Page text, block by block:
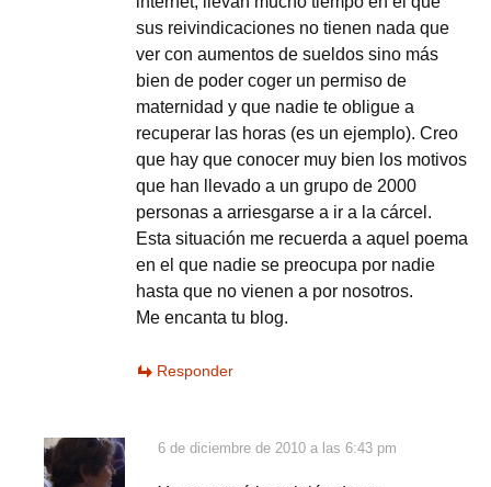
sus reivindicaciones no tienen nada que
ver con aumentos de sueldos sino más
bien de poder coger un permiso de
maternidad y que nadie te obligue a
recuperar las horas (es un ejemplo). Creo
que hay que conocer muy bien los motivos
que han llevado a un grupo de 2000
personas a arriesgarse a ir a la cárcel.
Esta situación me recuerda a aquel poema
en el que nadie se preocupa por nadie
hasta que no vienen a por nosotros.
Me encanta tu blog.
Responder
6 de diciembre de 2010 a las 6:43 pm